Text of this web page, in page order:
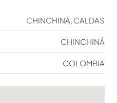
CHINCHINÁ, CALDAS
CHINCHINÁ
COLOMBIA